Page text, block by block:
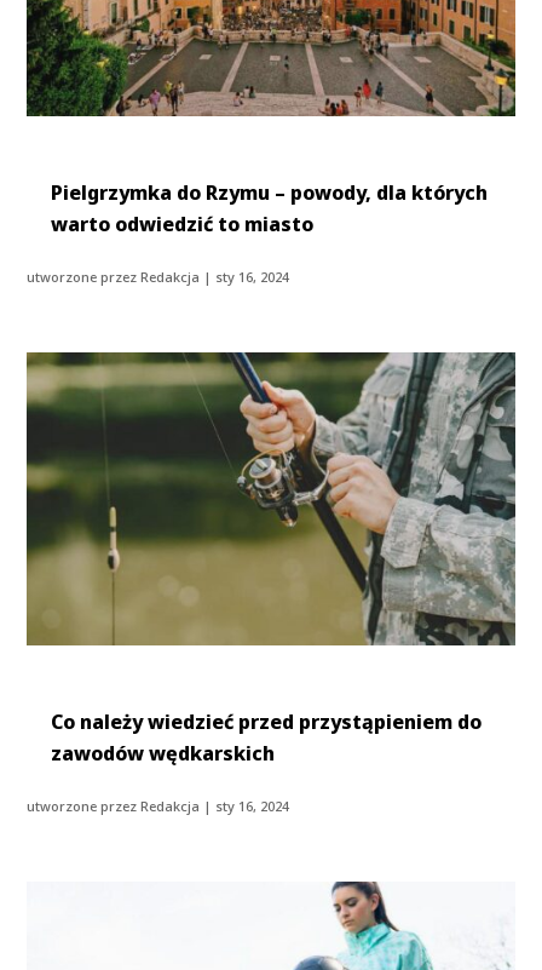
Pielgrzymka do Rzymu – powody, dla których
warto odwiedzić to miasto
utworzone przezRedakcja | sty 16, 2024
Co należy wiedzieć przed przystąpieniem do
zawodów wędkarskich
utworzone przezRedakcja | sty 16, 2024